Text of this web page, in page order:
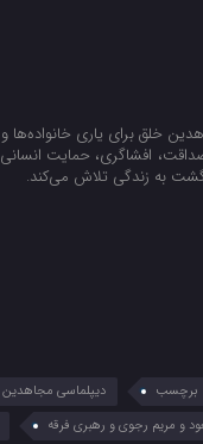
خلق برای یاری خانواده‌ها و
افشاگری، حمایت انسانی
به زندگی تلاش می‌کند.
برچسب دیپلماسی مجاهدین
و مریم رجوی و رهبری فرقه